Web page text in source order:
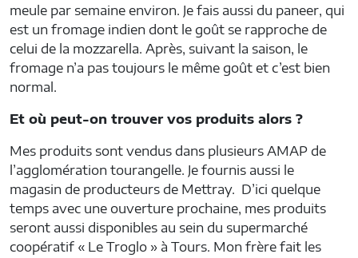
meule par semaine environ. Je fais aussi du paneer, qui
est un fromage indien dont le goût se rapproche de
celui de la mozzarella. Après, suivant la saison, le
fromage n’a pas toujours le même goût et c’est bien
normal.
Et où peut-on trouver vos produits alors ?
Mes produits sont vendus dans plusieurs AMAP de
l’agglomération tourangelle. Je fournis aussi le
magasin de producteurs de Mettray. D’ici quelque
temps avec une ouverture prochaine, mes produits
seront aussi disponibles au sein du supermarché
coopératif « Le Troglo » à Tours. Mon frère fait les